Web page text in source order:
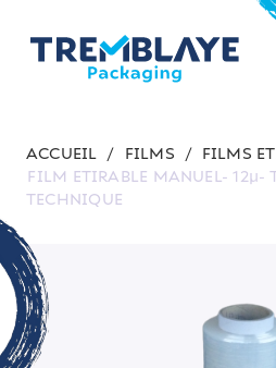
ACCUEIL / FILMS / FILMS
FILM ETIRABLE MANUEL- 12µ-
TECHNIQUE